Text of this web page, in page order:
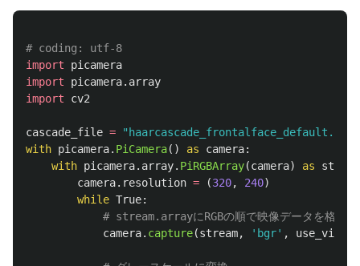
import
picamera
import
picamera.array
import
cv2
cascade_file = " haarcascade_frontalface_default.xml
with picamera. PiCamera() as camera:
with picamera. array. PiRGBArray(camera) as
stream
camera. resolution = (320, 240)
while True:
camera. capture(stream, ' bgr' ,